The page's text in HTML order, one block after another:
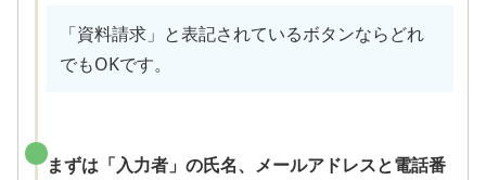
「資料請求」と表記されているボタンならどれ
でもOKです。
まずは「入力者」の氏名、メールアドレスと電話番